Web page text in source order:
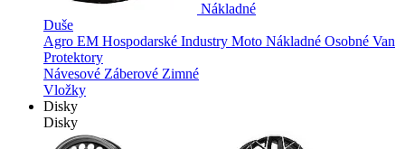
Nákladné
Duše
Agro EM Hospodarské Industry Moto Nákladné Osobné Van
Protektory
Návesové Záberové Zimné
Vložky
Disky
Disky